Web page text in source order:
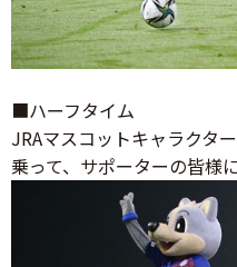
■ハーフタイム
JRAマスコットキャラクタ
乗って、サポーターの皆様